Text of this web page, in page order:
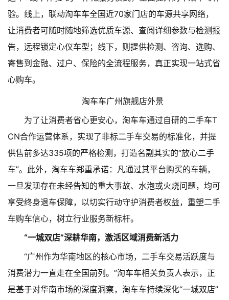
验。线上，联动淘车车全国近70家门店的车源共享网络，
让消费者可随时随地筛选优质车源、查阅详细参数与检测报
告，远程锁定心仪车型；线下，则提供检测、咨询、选购、
寄售到金融、过户、保险的全流程服务，真正实现一站式省
心购车。
淘车车广州旗舰店外景
为了让消费者省心更安心，淘车车通过自研的二手车T
CN合作运营体系，实现了非标二手车交易的标准化，并提
供售前多达335项的严格检测，打造名副其实的“放心二手
车”。此外，淘车车郑重承诺：凡通过其平台购买的车辆，
一旦发现存在未经告知的重大事故、水泡或火烧问题，均可
享受终身退车保障，以切实行动守护消费者权益，重塑二手
车购车信心，树立行业服务新标杆。
“一城双店”深耕华南，激活区域消费新活力
“广州作为华南地区的核心市场，二手车交易活跃度与
消费潜力一直走在全国前列。”淘车车相关负责人表示，正
是基于对华南市场的深度洞察，淘车车持续深化“一城双店”